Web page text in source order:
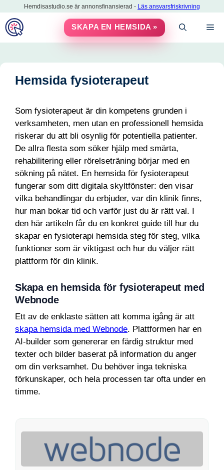
till
innehåll
Hemdisastudio.se är annonsfinansierad - Läs ansvarsfriskrivning
SKAPA EN HEMSIDA »
Hemsida fysioterapeut
Som fysioterapeut är din kompetens grunden i
verksamheten, men utan en professionell hemsida
riskerar du att bli osynlig för potentiella patienter.
De allra flesta som söker hjälp med smärta,
rehabilitering eller rörelseträning börjar med en
sökning på nätet. En hemsida för fysioterapeut
fungerar som ditt digitala skyltfönster: den visar
vilka behandlingar du erbjuder, var din klinik finns,
hur man bokar tid och varför just du är rätt val. I
den här artikeln får du en konkret guide till hur du
skapar en fysioterapi hemsida steg för steg, vilka
funktioner som är viktigast och hur du väljer rätt
plattform för din klinik.
Skapa en hemsida för fysioterapeut med
Webnode
Ett av de enklaste sätten att komma igång är att
skapa hemsida med Webnode. Plattformen har en
AI-builder som genererar en färdig struktur med
texter och bilder baserat på information du anger
om din verksamhet. Du behöver inga tekniska
förkunskaper, och hela processen tar ofta under en
timme.